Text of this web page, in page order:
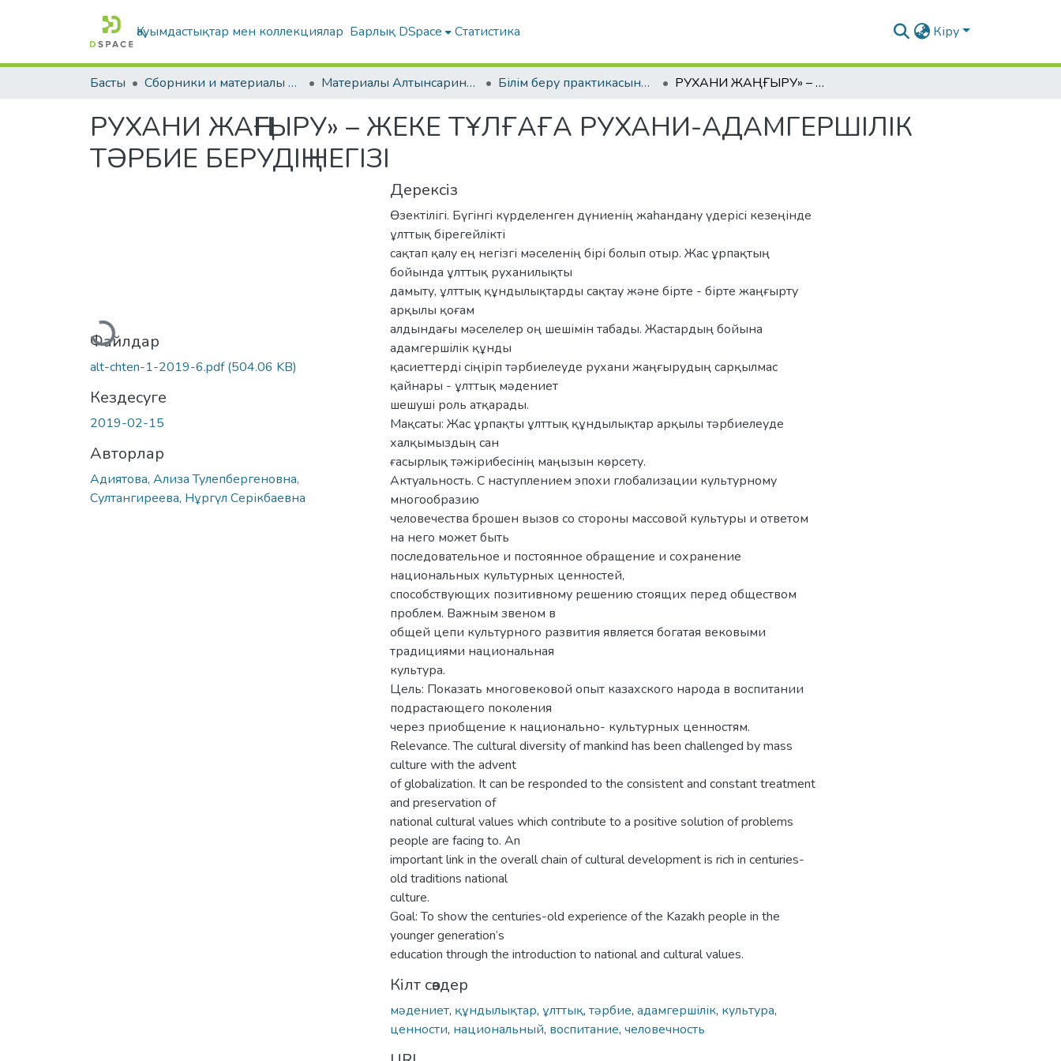
Қауымдастықтар мен коллекциялар Барлық DSpace Статистика Кіру
Басты Сборники и материалы конференций Материалы Алтынсаринских педагогических чтений Білім беру практикасының сапасын жоғарылатудың өзекті мәселелері | «Актуальные проблемы повышения качества образовательной практики». РУХАНИ ЖАҢҒЫРУ» – ЖЕКЕ ТҰЛҒАҒА РУХАНИ-АДАМГЕРШІЛІК ТƏРБИЕ БЕРУДІҢ НЕГІЗІ
РУХАНИ ЖАҢҒЫРУ» – ЖЕКЕ ТҰЛҒАҒА РУХАНИ-АДАМГЕРШІЛІК
ТƏРБИЕ БЕРУДІҢ НЕГІЗІ
Жүктеу...
Файлдар
alt-chten-1-2019-6.pdf(504.06 KB)
Кездесуге
2019-02-15
Авторлар
Адиятова, Ализа Тулепбергеновна,
Султангиреева, Нұргүл Серікбаевна
Дерексіз
Өзектілігі. Бүгінгі күрделенген дүниенің жаһандану үдерісі кезеңінде
ұлттық бірегейлікті
сақтап қалу ең негізгі мəселенің бірі болып отыр. Жас ұрпақтың
бойында ұлттық руханилықты
дамыту, ұлттық құндылықтарды сақтау жəне бірте - бірте жаңғырту
арқылы қоғам
алдындағы мəселелер оң шешімін табады. Жастардың бойына
адамгершілік құнды
қасиеттерді сіңіріп тəрбиелеуде рухани жаңғырудың сарқылмас
қайнары - ұлттық мəдениет
шешуші роль атқарады.
Мақсаты: Жас ұрпақты ұлттық құндылықтар арқылы тəрбиелеуде
халқымыздың сан
ғасырлық тəжірибесінің маңызын көрсету.
Актуальность. С наступлением эпохи глобализации культурному
многообразию
человечества брошен вызов со стороны массовой культуры и ответом
на него может быть
последовательное и постоянное обращение и сохранение
национальных культурных ценностей,
способствующих позитивному решению стоящих перед обществом
проблем. Важным звеном в
общей цепи культурного развития является богатая вековыми
традициями национальная
культура.
Цель: Показать многовековой опыт казахского народа в воспитании
подрастающего поколения
через приобщение к национально- культурных ценностям.
Relevance. The cultural diversity of mankind has been challenged by mass
culture with the advent
of globalization. It can be responded to the consistent and constant treatment
and preservation of
national cultural values which contribute to a positive solution of problems
people are facing to. An
important link in the overall chain of cultural development is rich in centuries-
old traditions national
culture.
Goal: To show the centuries-old experience of the Kazakh people in the
younger generation’s
education through the introduction to national and cultural values.
Кілт сөздер
мəдениет, құндылықтар, ұлттық, тəрбие, адамгершілік, культура,
ценности, национальный, воспитание, человечность